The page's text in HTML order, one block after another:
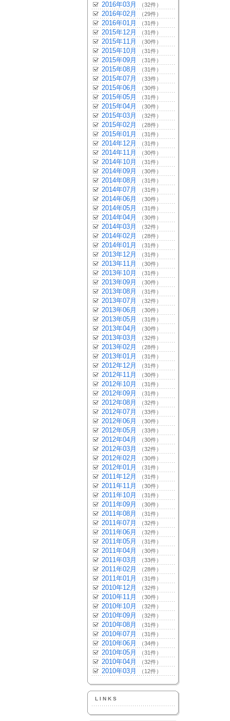
2016年03月 （32件）
2016年02月 （29件）
2016年01月 （31件）
2015年12月 （31件）
2015年11月 （30件）
2015年10月 （31件）
2015年09月 （31件）
2015年08月 （31件）
2015年07月 （33件）
2015年06月 （30件）
2015年05月 （31件）
2015年04月 （30件）
2015年03月 （32件）
2015年02月 （28件）
2015年01月 （31件）
2014年12月 （31件）
2014年11月 （30件）
2014年10月 （31件）
2014年09月 （30件）
2014年08月 （31件）
2014年07月 （31件）
2014年06月 （30件）
2014年05月 （31件）
2014年04月 （30件）
2014年03月 （32件）
2014年02月 （28件）
2014年01月 （31件）
2013年12月 （31件）
2013年11月 （30件）
2013年10月 （31件）
2013年09月 （30件）
2013年08月 （31件）
2013年07月 （32件）
2013年06月 （30件）
2013年05月 （31件）
2013年04月 （30件）
2013年03月 （32件）
2013年02月 （28件）
2013年01月 （31件）
2012年12月 （31件）
2012年11月 （30件）
2012年10月 （31件）
2012年09月 （31件）
2012年08月 （32件）
2012年07月 （33件）
2012年06月 （30件）
2012年05月 （33件）
2012年04月 （30件）
2012年03月 （32件）
2012年02月 （30件）
2012年01月 （31件）
2011年12月 （31件）
2011年11月 （30件）
2011年10月 （31件）
2011年09月 （30件）
2011年08月 （31件）
2011年07月 （32件）
2011年06月 （32件）
2011年05月 （31件）
2011年04月 （30件）
2011年03月 （33件）
2011年02月 （28件）
2011年01月 （31件）
2010年12月 （32件）
2010年11月 （30件）
2010年10月 （32件）
2010年09月 （32件）
2010年08月 （31件）
2010年07月 （31件）
2010年06月 （34件）
2010年05月 （31件）
2010年04月 （32件）
2010年03月 （12件）
LINKS